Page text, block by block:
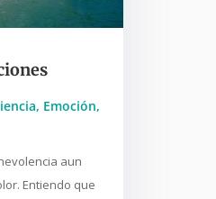
, Emoción,
aun
Entiendo que